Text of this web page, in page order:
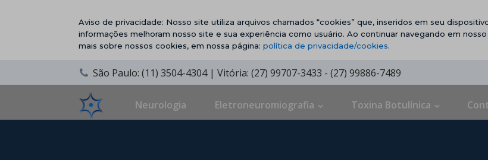
Aviso de privacidade: Nosso site utiliza arquivos chamados “cookies” que, inseridos em seu
informações melhoram nosso site e sua experiência como usuário. Ao continuar navegando em
mais sobre nossos cookies, em nossa página: política de privacidade/cookies.
São Paulo: (11) 3504-4304 | Vitória: (27) 99707-3433 - (27) 99886-7489
Neurologia Eletroneuromiografia Toxina Botulínica